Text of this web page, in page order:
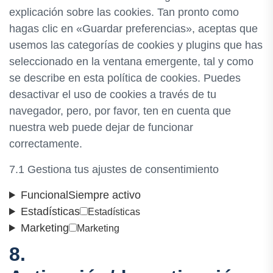
explicación sobre las cookies. Tan pronto como
hagas clic en «Guardar preferencias», aceptas que
usemos las categorías de cookies y plugins que has
seleccionado en la ventana emergente, tal y como
se describe en esta política de cookies. Puedes
desactivar el uso de cookies a través de tu
navegador, pero, por favor, ten en cuenta que
nuestra web puede dejar de funcionar
correctamente.
7.1 Gestiona tus ajustes de consentimiento
Funcional Siempre activo
Estadísticas
Estadísticas
Marketing Marketing
8.